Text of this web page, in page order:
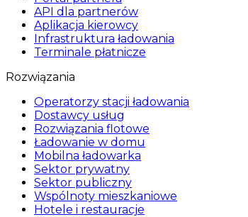
API dla partnerów
Aplikacja kierowcy
Infrastruktura ładowania
Terminale płatnicze
Rozwiązania
Operatorzy stacji ładowania
Dostawcy usług
Rozwiązania flotowe
Ładowanie w domu
Mobilna ładowarka
Sektor prywatny
Sektor publiczny
Wspólnoty mieszkaniowe
Hotele i restauracje